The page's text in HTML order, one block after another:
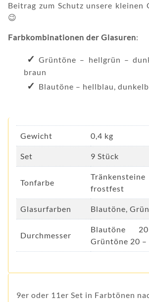
Beitrag zum Schutz unsere kleinen
😉
Farbkombinationen der Glasuren:
Grüntöne – hellgrün –
braun
Blautöne – hellblau,
Gewicht 0,4 kg
Set 9 Stück
Tonfarbe
frostfest
Glasurfarben Blautöne,
Durchmesser
Blautöne
Grüntöne 20 –
9er oder 11er Set in Farbtönen